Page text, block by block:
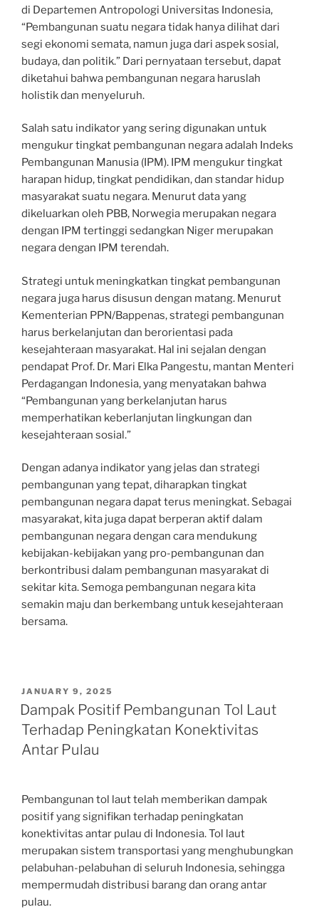
di Departemen Antropologi Universitas Indonesia,
“Pembangunan suatu negara tidak hanya dilihat dari
segi ekonomi semata, namun juga dari aspek sosial,
budaya, dan politik.” Dari pernyataan tersebut, dapat
diketahui bahwa pembangunan negara haruslah
holistik dan menyeluruh.
Salah satu indikator yang sering digunakan untuk
mengukur tingkat pembangunan negara adalah Indeks
Pembangunan Manusia (IPM). IPM mengukur tingkat
harapan hidup, tingkat pendidikan, dan standar hidup
masyarakat suatu negara. Menurut data yang
dikeluarkan oleh PBB, Norwegia merupakan negara
dengan IPM tertinggi sedangkan Niger merupakan
negara dengan IPM terendah.
Strategi untuk meningkatkan tingkat pembangunan
negara juga harus disusun dengan matang. Menurut
Kementerian PPN/Bappenas, strategi pembangunan
harus berkelanjutan dan berorientasi pada
kesejahteraan masyarakat. Hal ini sejalan dengan
pendapat Prof. Dr. Mari Elka Pangestu, mantan Menteri
Perdagangan Indonesia, yang menyatakan bahwa
“Pembangunan yang berkelanjutan harus
memperhatikan keberlanjutan lingkungan dan
kesejahteraan sosial.”
Dengan adanya indikator yang jelas dan strategi
pembangunan yang tepat, diharapkan tingkat
pembangunan negara dapat terus meningkat. Sebagai
masyarakat, kita juga dapat berperan aktif dalam
pembangunan negara dengan cara mendukung
kebijakan-kebijakan yang pro-pembangunan dan
berkontribusi dalam pembangunan masyarakat di
sekitar kita. Semoga pembangunan negara kita
semakin maju dan berkembang untuk kesejahteraan
bersama.
POSTED
ON
JANUARY 9, 2025
Dampak Positif Pembangunan Tol Laut
Terhadap Peningkatan Konektivitas
Antar Pulau
Pembangunan tol laut telah memberikan dampak
positif yang signifikan terhadap peningkatan
konektivitas antar pulau di Indonesia. Tol laut
merupakan sistem transportasi yang menghubungkan
pelabuhan-pelabuhan di seluruh Indonesia, sehingga
mempermudah distribusi barang dan orang antar
pulau.